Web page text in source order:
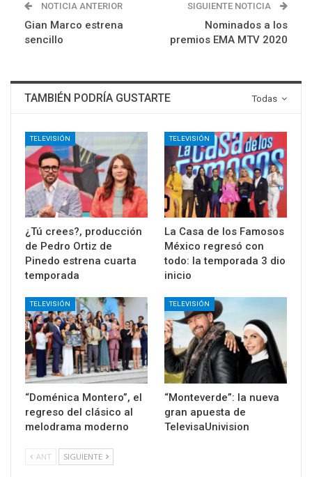
NOTICIA ANTERIOR
Gian Marco estrena
sencillo
SIGUIENTE NOTICIA
Nominados a los
premios EMA MTV 2020
Todas
TAMBIÉN PODRÍA GUSTARTE
TELEVISIÓN
¿Tú crees?, producción
de Pedro Ortiz de
Pinedo estrena cuarta
temporada
TELEVISIÓN
La Casa de los Famosos
México regresó con
todo: la temporada 3 dio
inicio
TELEVISIÓN
“Doménica Montero”, el
regreso del clásico al
melodrama moderno
TELEVISIÓN
“Monteverde”: la nueva
gran apuesta de
TelevisaUnivision
ANT SIGUIENTE